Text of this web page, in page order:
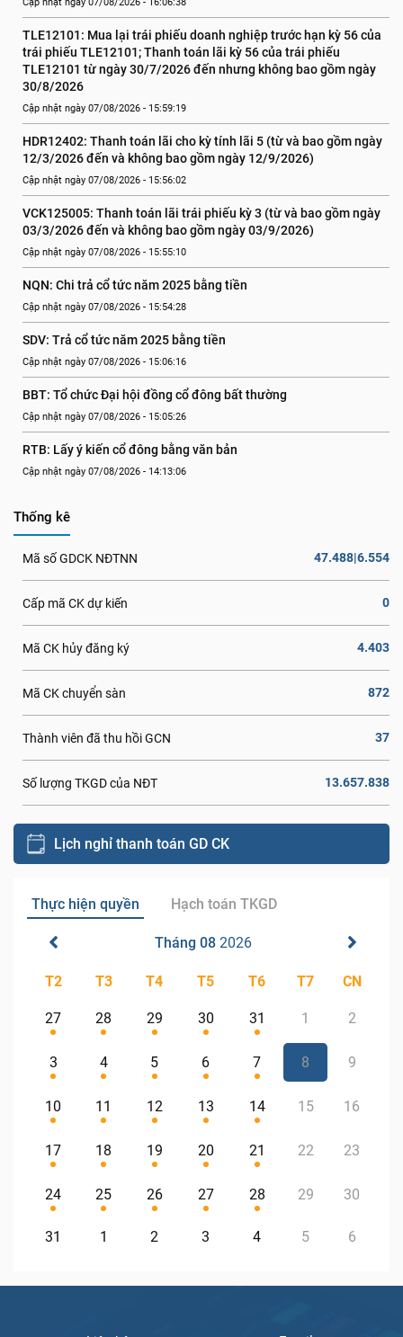
TLE12101: Mua lại trái phiếu doanh nghiệp trước hạn kỳ 56 của
trái phiếu TLE12101; Thanh toán lãi kỳ 56 của trái phiếu
TLE12101 từ ngày 30/7/2026 đến nhưng không bao gồm ngày
30/8/2026
Cập nhật ngày 07/08/2026 - 15:59:19
HDR12402: Thanh toán lãi cho kỳ tính lãi 5 (từ và bao gồm ngày
12/3/2026 đến và không bao gồm ngày 12/9/2026)
Cập nhật ngày 07/08/2026 - 15:56:02
VCK125005: Thanh toán lãi trái phiếu kỳ 3 (từ và bao gồm ngày
03/3/2026 đến và không bao gồm ngày 03/9/2026)
Cập nhật ngày 07/08/2026 - 15:55:10
NQN: Chi trả cổ tức năm 2025 bằng tiền
Cập nhật ngày 07/08/2026 - 15:54:28
SDV: Trả cổ tức năm 2025 bằng tiền
Cập nhật ngày 07/08/2026 - 15:06:16
BBT: Tổ chức Đại hội đồng cổ đông bất thường
Cập nhật ngày 07/08/2026 - 15:05:26
RTB: Lấy ý kiến cổ đông bằng văn bản
Cập nhật ngày 07/08/2026 - 14:13:06
Thống kê
Mã số GDCK NĐTNN 47.488|6.554
Cấp mã CK dự kiến 0
Mã CK hủy đăng ký 4.403
Mã CK chuyển sàn 872
Thành viên đã thu hồi GCN 37
Số lượng TKGD của NĐT 13.657.838
Lịch nghỉ thanh toán GD CK
Thực hiện quyền Hạch toán TKGD
Tháng 08 2026
T2 T3 T4 T5 T6 T7 CN
27 28 29 30 31 1 2
3 4 5 6 7 8 9
10 11 12 13 14 15 16
17 18 19 20 21 22 23
24 25 26 27 28 29 30
31 1 2 3 4 5 6